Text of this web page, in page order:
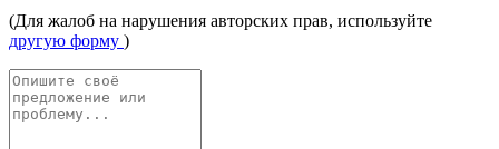
(Для жалоб на нарушения авторских прав, используйте
другую форму )